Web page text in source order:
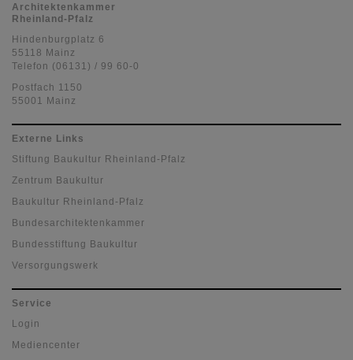
Architektenkammer
Rheinland-Pfalz
Hindenburgplatz 6
55118 Mainz
Telefon (06131) / 99 60-0
Postfach 1150
55001 Mainz
Externe Links
Stiftung Baukultur Rheinland-Pfalz
Zentrum Baukultur
Baukultur Rheinland-Pfalz
Bundesarchitektenkammer
Bundesstiftung Baukultur
Versorgungswerk
Service
Login
Mediencenter